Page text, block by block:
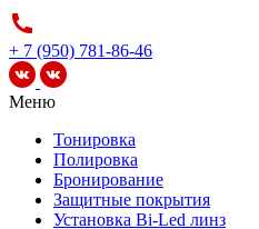
+ 7 (950) 781-86-46
Меню
Тонировка
Полировка
Бронирование
Защитные покрытия
Установка Bi-Led линз